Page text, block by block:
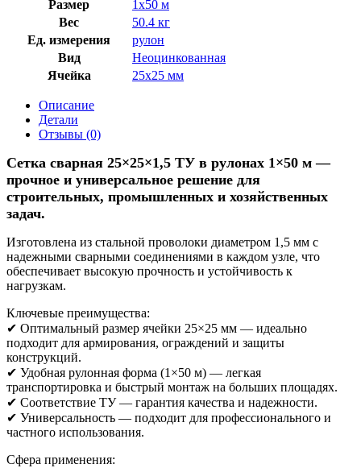
Размер
1х50 м
Вес
50.4 кг
Ед. измерения
рулон
Вид
Неоцинкованная
Ячейка
25х25 мм
Описание
Детали
Отзывы (0)
Сетка сварная 25×25×1,5 ТУ в рулонах 1×50 м —
прочное и универсальное решение для
строительных, промышленных и хозяйственных
задач.
Изготовлена из стальной проволоки диаметром 1,5 мм с
надежными сварными соединениями в каждом узле, что
обеспечивает высокую прочность и устойчивость к
нагрузкам.
Ключевые преимущества:
✔ Оптимальный размер ячейки 25×25 мм — идеально
подходит для армирования, ограждений и защиты
конструкций.
✔ Удобная рулонная форма (1×50 м) — легкая
транспортировка и быстрый монтаж на больших площадях.
✔ Соответствие ТУ — гарантия качества и надежности.
✔ Универсальность — подходит для профессионального и
частного использования.
Сфера применения: